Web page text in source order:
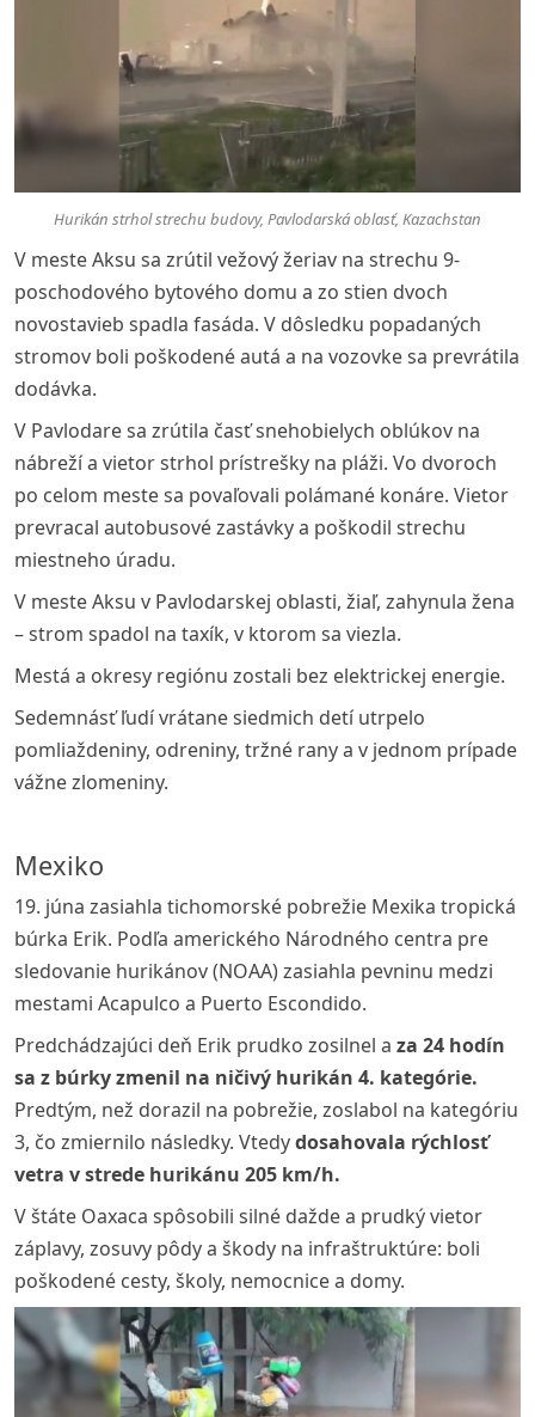
Hurikán strhol strechu budovy, Pavlodarská oblasť, Kazachstan
V meste Aksu sa zrútil vežový žeriav na strechu 9-
poschodového bytového domu a zo stien dvoch
novostavieb spadla fasáda. V dôsledku popadaných
stromov boli poškodené autá a na vozovke sa prevrátila
dodávka.
V Pavlodare sa zrútila časť snehobielych oblúkov na
nábreží a vietor strhol prístrešky na pláži. Vo dvoroch
po celom meste sa povaľovali polámané konáre. Vietor
prevracal autobusové zastávky a poškodil strechu
miestneho úradu.
V meste Aksu v Pavlodarskej oblasti, žiaľ, zahynula žena
– strom spadol na taxík, v ktorom sa viezla.
Mestá a okresy regiónu zostali bez elektrickej energie.
Sedemnásť ľudí vrátane siedmich detí utrpelo
pomliaždeniny, odreniny, tržné rany a v jednom prípade
vážne zlomeniny.
Mexiko
19. júna zasiahla tichomorské pobrežie Mexika tropická
búrka Erik. Podľa amerického Národného centra pre
sledovanie hurikánov (NOAA) zasiahla pevninu medzi
mestami Acapulco a Puerto Escondido.
Predchádzajúci deň Erik prudko zosilnel a za 24 hodín
sa z búrky zmenil na ničivý hurikán 4. kategórie.
Predtým, než dorazil na pobrežie, zoslabol na kategóriu
3, čo zmiernilo následky. Vtedydosahovala rýchlosť
vetra v strede hurikánu 205 km/h.
V štáte Oaxaca spôsobili silné dažde a prudký vietor
záplavy, zosuvy pôdy a škody na infraštruktúre: boli
poškodené cesty, školy, nemocnice a domy.